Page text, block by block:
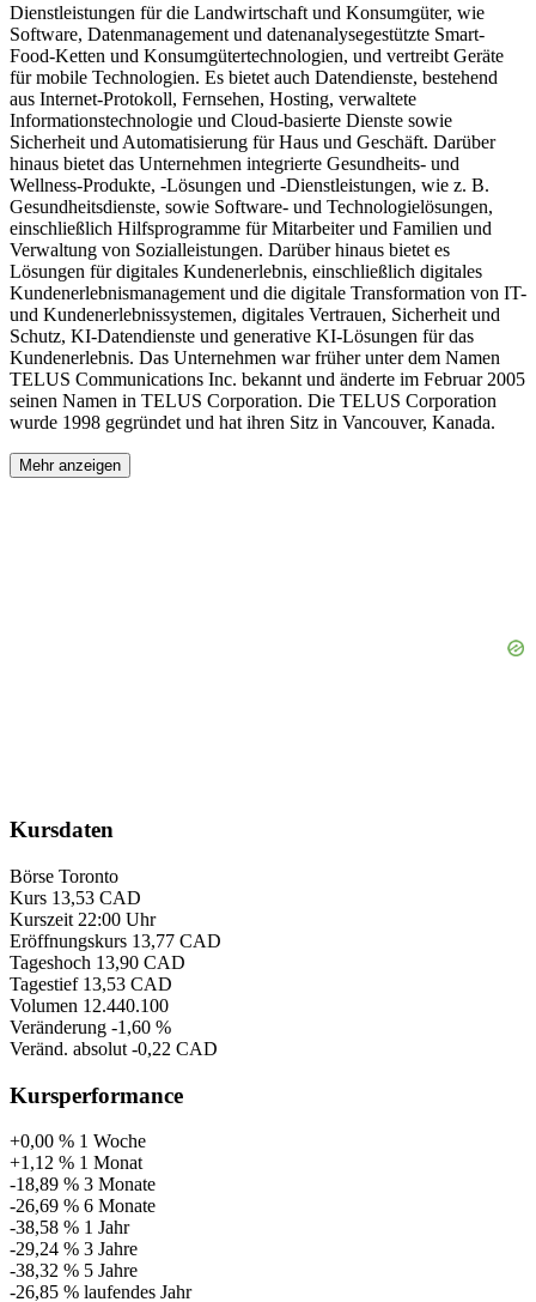
Dienstleistungen für die Landwirtschaft und Konsumgüter, wie
Software, Datenmanagement und datenanalysegestützte Smart-
Food-Ketten und Konsumgütertechnologien, und vertreibt Geräte
für mobile Technologien. Es bietet auch Datendienste, bestehend
aus Internet-Protokoll, Fernsehen, Hosting, verwaltete
Informationstechnologie und Cloud-basierte Dienste sowie
Sicherheit und Automatisierung für Haus und Geschäft. Darüber
hinaus bietet das Unternehmen integrierte Gesundheits- und
Wellness-Produkte, -Lösungen und -Dienstleistungen, wie z. B.
Gesundheitsdienste, sowie Software- und Technologielösungen,
einschließlich Hilfsprogramme für Mitarbeiter und Familien und
Verwaltung von Sozialleistungen. Darüber hinaus bietet es
Lösungen für digitales Kundenerlebnis, einschließlich digitales
Kundenerlebnismanagement und die digitale Transformation von IT-
und Kundenerlebnissystemen, digitales Vertrauen, Sicherheit und
Schutz, KI-Datendienste und generative KI-Lösungen für das
Kundenerlebnis. Das Unternehmen war früher unter dem Namen
TELUS Communications Inc. bekannt und änderte im Februar 2005
seinen Namen in TELUS Corporation. Die TELUS Corporation
wurde 1998 gegründet und hat ihren Sitz in Vancouver, Kanada.
Mehr anzeigen
Kursdaten
Börse Toronto
Kurs 13,53 CAD
Kurszeit 22:00 Uhr
Eröffnungskurs 13,77 CAD
Tageshoch 13,90 CAD
Tagestief 13,53 CAD
Volumen 12.440.100
Veränderung -1,60 %
Veränd. absolut -0,22 CAD
Kursperformance
+0,00 % 1 Woche
+1,12 % 1 Monat
-18,89 % 3 Monate
-26,69 % 6 Monate
-38,58 % 1 Jahr
-29,24 % 3 Jahre
-38,32 % 5 Jahre
-26,85 % laufendes Jahr